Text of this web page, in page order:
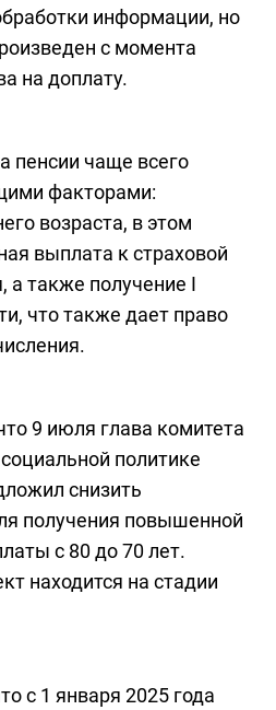
информации, но
с момента
на доплату.
пенсии чаще всего
факторами:
возраста, в этом
выплата к страховой
а также получение I
что также дает право
9 июля глава комитета
политике
снизить
получения повышенной
с 80 до 70 лет.
находится на стадии
с 1 января 2025 года